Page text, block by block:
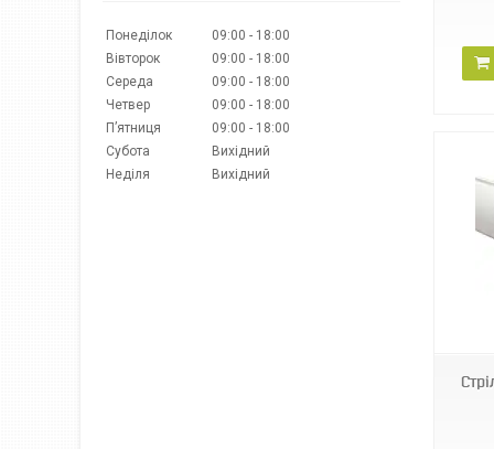
Понеділок 09:00
18:00
Вівторок
09:00
18:00
Середа
09:00
18:00
Четвер
09:00
18:00
Пʼятниця
09:00
18:00
Субота
Вихідний
Неділя
Вихідний